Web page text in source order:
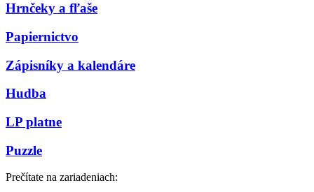
Hrnčeky a fľaše
Papiernictvo
Zápisníky a kalendáre
Hudba
LP platne
Puzzle
Prečítate na zariadeniach: